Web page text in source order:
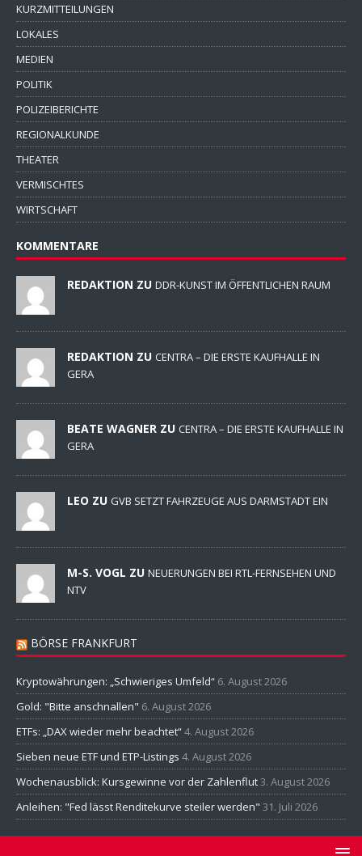
KURZMITTEILUNGEN
LOKALES
MEDIEN
POLITIK
POLIZEIBERICHTE
REGIONALKUNDE
THEATER
VERMISCHTES
WIRTSCHAFT
KOMMENTARE
REDAKTION ZU DDR-KUNST IM ÖFFENTLICHEN RAUM
REDAKTION ZU CENTRA – DIE ERSTE KAUFHALLE IN
GERA
BEATE WAGNER ZU CENTRA – DIE ERSTE KAUFHALLE IN
GERA
LEO ZU GVB SETZT FAHRZEUGE AUS DARMSTADT EIN
M-S. VOGL ZU NEUERUNGEN BEI RTL-FERNSEHEN UND
NTV
BÖRSE FRANKFURT
Kryptowährungen: „Schwieriges Umfeld“ 6. August 2026
Gold: "Bitte anschnallen" 6. August 2026
ETFs: „DAX wieder mehr beachtet“4. August 2026
Sieben neue ETF und ETP-Listings 4. August 2026
Wochenausblick: Kursgewinne vor der Zahlenflut3. August 2026
Anleihen: "Fed lässt Renditekurve steiler werden" 31. Juli 2026